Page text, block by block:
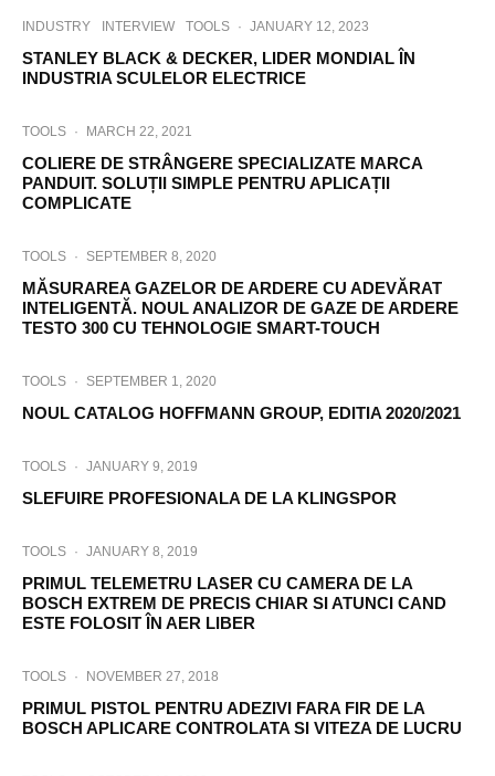
INDUSTRY INTERVIEW TOOLS · JANUARY 12, 2023
STANLEY BLACK & DECKER, LIDER MONDIAL ÎN
INDUSTRIA SCULELOR ELECTRICE
TOOLS · MARCH 22, 2021
COLIERE DE STRÂNGERE SPECIALIZATE MARCA
PANDUIT. SOLUȚII SIMPLE PENTRU APLICAȚII
COMPLICATE
TOOLS · SEPTEMBER 8, 2020
MĂSURAREA GAZELOR DE ARDERE CU ADEVĂRAT
INTELIGENTĂ. NOUL ANALIZOR DE GAZE DE ARDERE
TESTO 300 CU TEHNOLOGIE SMART-TOUCH
TOOLS · SEPTEMBER 1, 2020
NOUL CATALOG HOFFMANN GROUP, EDITIA 2020/2021
TOOLS · JANUARY 9, 2019
SLEFUIRE PROFESIONALA DE LA KLINGSPOR
TOOLS · JANUARY 8, 2019
PRIMUL TELEMETRU LASER CU CAMERA DE LA
BOSCH EXTREM DE PRECIS CHIAR SI ATUNCI CAND
ESTE FOLOSIT ÎN AER LIBER
TOOLS · NOVEMBER 27, 2018
PRIMUL PISTOL PENTRU ADEZIVI FARA FIR DE LA
BOSCH APLICARE CONTROLATA SI VITEZA DE LUCRU